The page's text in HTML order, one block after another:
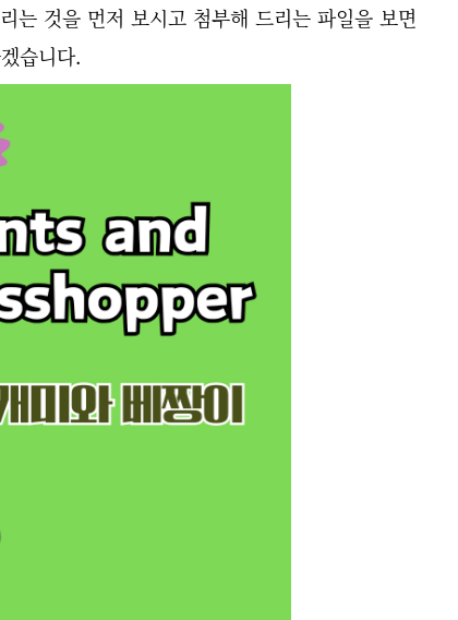
는 것을 먼저 보시고 첨부해 드리는 파일을 보면
습니다.